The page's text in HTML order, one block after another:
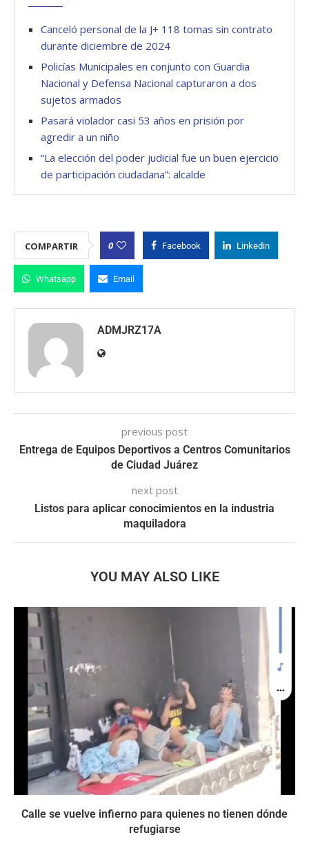
Canceló personal de la J+ 118 tomas sin contrato
durante diciembre de 2024
Policías Municipales en conjunto con Guardia
Nacional y Defensa Nacional capturaron a dos
sujetos armados
Pasará violador casi 53 años en prisión por
agredir a un niño
“La elección del poder judicial fue un buen ejercicio
de participación ciudadana”: alcalde
COMPARTIR 0 Facebook Linkedin
Whatsapp Email
ADMJRZ17A
previous post
Entrega de Equipos Deportivos a Centros Comunitarios
de Ciudad Juárez
next post
Listos para aplicar conocimientos en la industria
maquiladora
YOU MAY ALSO LIKE
Calle se vuelve infierno para quienes no tienen dónde
refugiarse